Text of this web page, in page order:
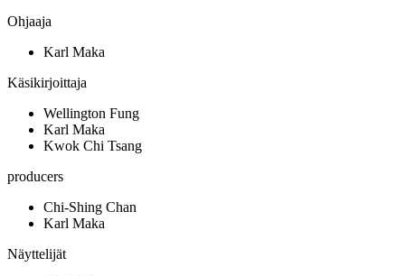
Ohjaaja
Karl Maka
Käsikirjoittaja
Wellington Fung
Karl Maka
Kwok Chi Tsang
producers
Chi-Shing Chan
Karl Maka
Näyttelijät